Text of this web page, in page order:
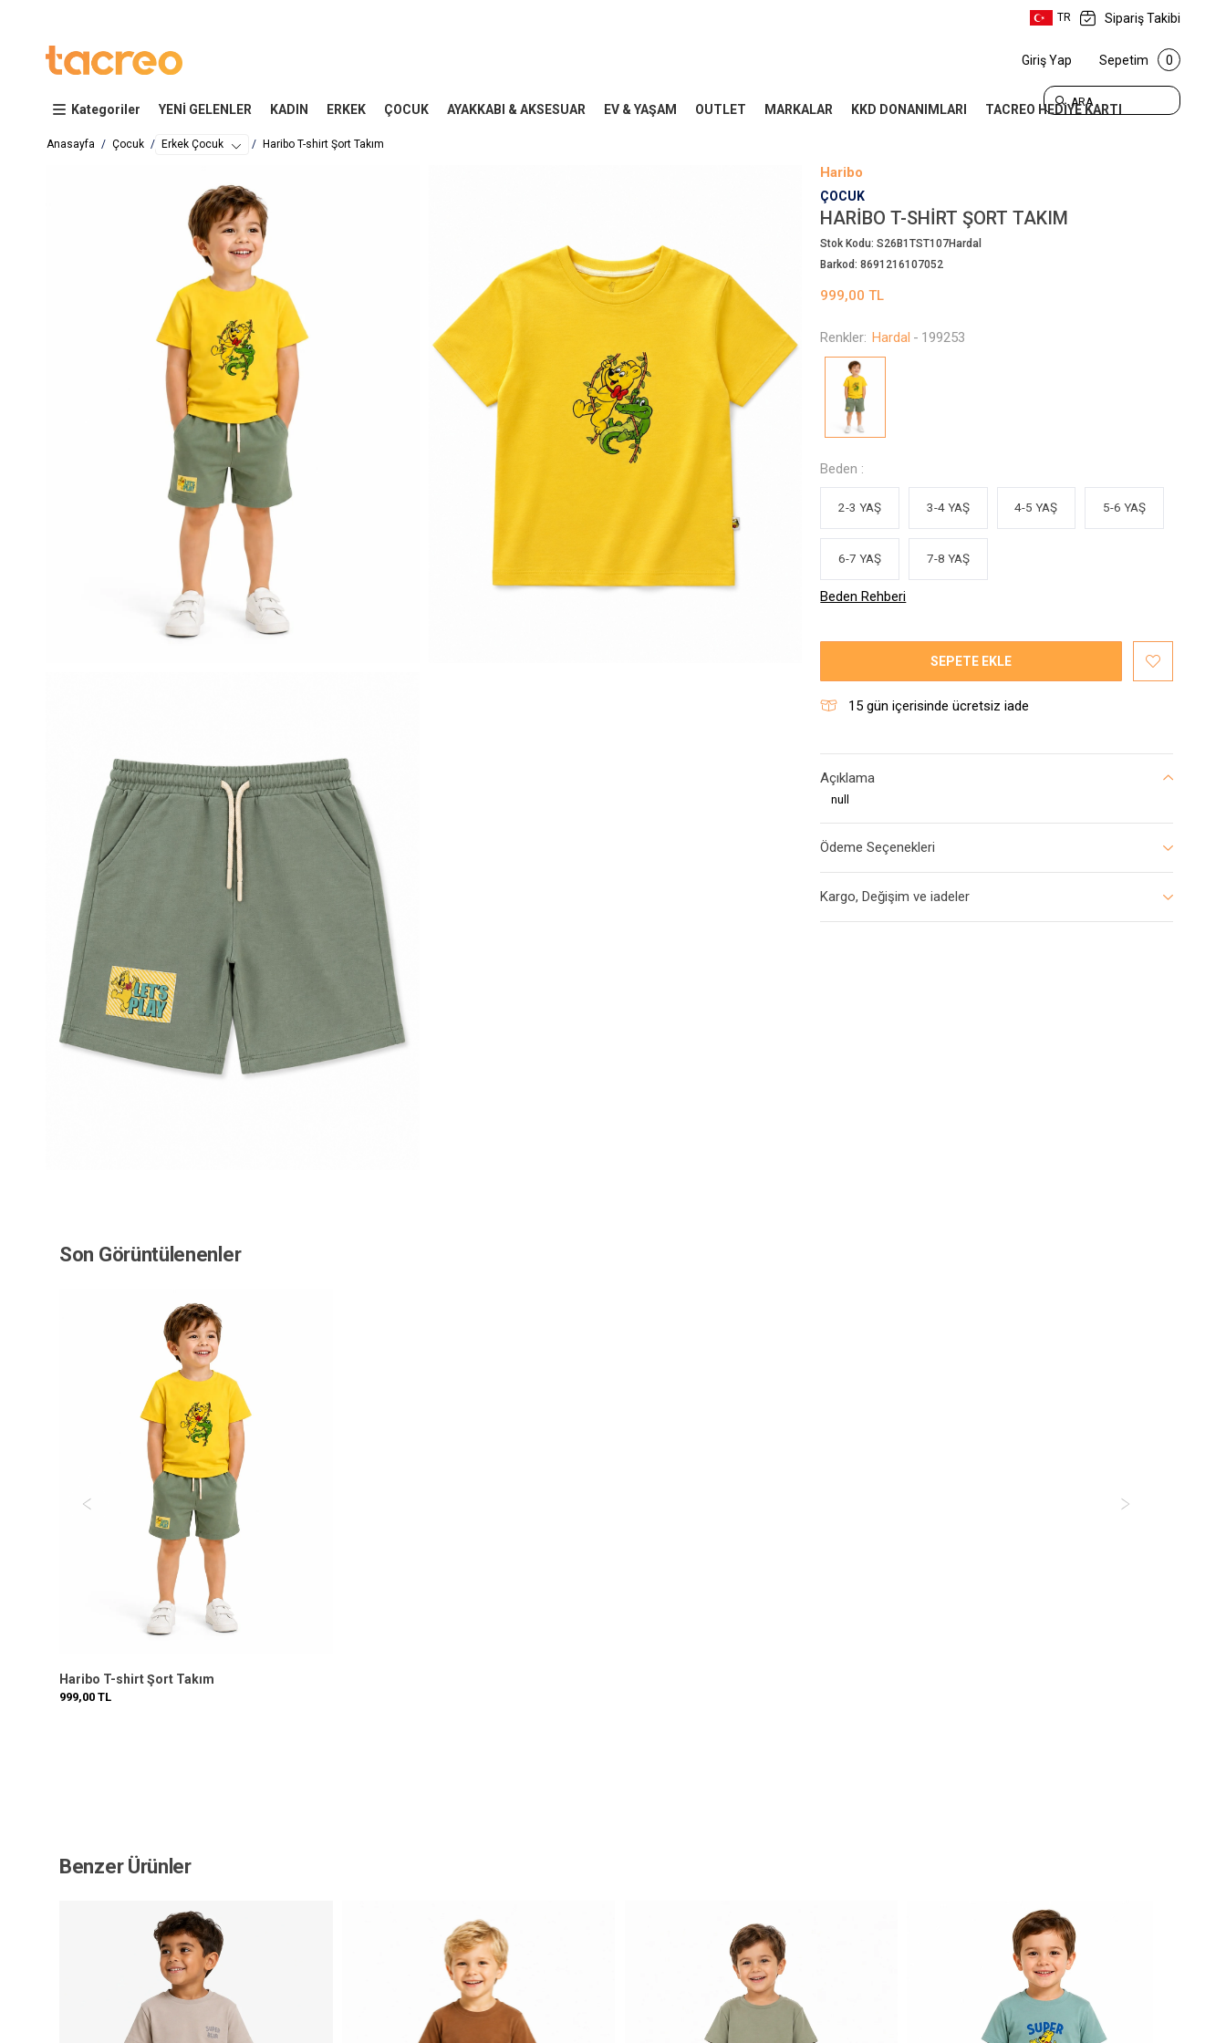
TR Sipariş Takibi
ARA
Giriş Yap Sepetim 0
Kategoriler YENİ GELENLER KADIN ERKEK ÇOCUK AYAKKABI & AKSESUAR EV & YAŞAM OUTLET MARKALAR KKD DONANIMLARI TACREO HEDİYE KARTI
Haribo T-shirt Şort Takım
Erkek Çocuk
Çocuk
Anasayfa
Haribo
ÇOCUK
HARIBO T-SHIRT ŞORT TAKIM
Stok Kodu:S26B1TST107Hardal
Barkod:8691216107052
999,00TL
Beden Rehberi
Beden :
2-3 YAŞ 3-4 YAŞ 4-5 YAŞ 5-6 YAŞ
6-7 YAŞ 7-8 YAŞ
Renkler: Hardal - 199253
SEPETE EKLE
15 gün içerisinde ücretsiz iade
Açıklama
null
Ödeme Seçenekleri
Kargo, Değişim ve iadeler
Son Görüntülenenler
Haribo T-shirt Şort Takım
999,00 TL
Benzer Ürünler